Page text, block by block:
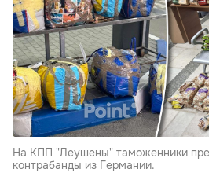
На КПП "Леушены" таможенники
контрабанды из Германии.